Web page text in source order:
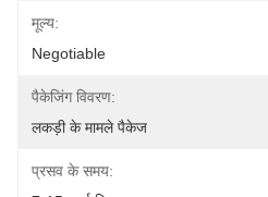
मूल्य:
Negotiable
पैकेजिंग विवरण:
लकड़ी के मामले पैकेज
प्रसव के समय: